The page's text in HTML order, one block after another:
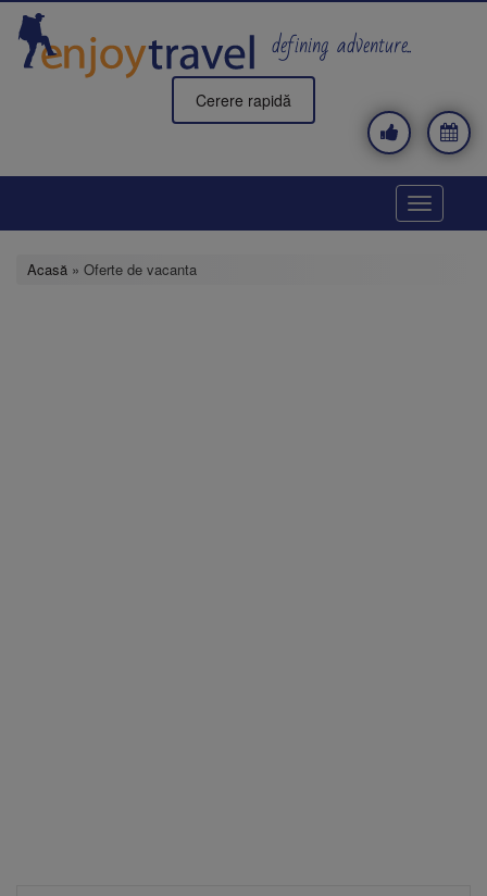
Mergi
conţinutul
principal
defining adventure..
Cerere rapidă
Toggle
Acasă » Oferte de vacanta